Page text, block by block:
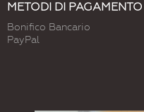
METODI DI PAGAMENTO
Bonifico Bancario
PayPal